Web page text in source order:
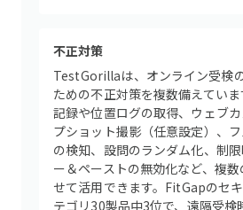
不正対策
TestGorillaは、オンライン受検
ための不正対策を複数備えてい
記録や位置ログの取得、ウェブ
プショット撮影（任意設定）、
の検知、設問のランダム化、制
ー＆ペーストの無効化など、複
せて活用できます。FitGapのセ
テゴリ30製品中3位で、遠隔受検